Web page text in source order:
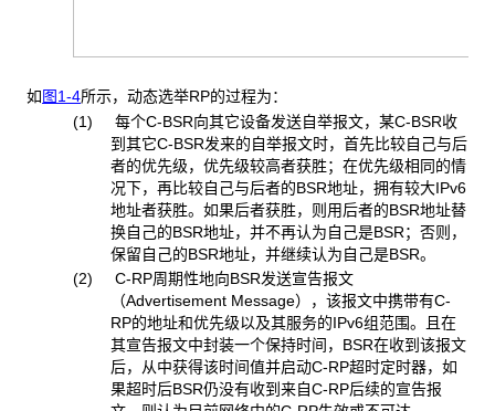
如图1-4所示，动态选举RP的过程为：
(1) 每个C-BSR向其它设备发送自举报文，某C-BSR收
到其它C-BSR发来的自举报文时，首先比较自己与后
者的优先级，优先级较高者获胜；在优先级相同的情
况下，再比较自己与后者的BSR地址，拥有较大IPv6
地址者获胜。如果后者获胜，则用后者的BSR地址替
换自己的BSR地址，并不再认为自己是BSR；否则，
保留自己的BSR地址，并继续认为自己是BSR。
(2) C-RP周期性地向BSR发送宣告报文
（Advertisement Message），该报文中携带有C-
RP的地址和优先级以及其服务的IPv6组范围。且在
其宣告报文中封装一个保持时间，BSR在收到该报文
后，从中获得该时间值并启动C-RP超时定时器，如
果超时后BSR仍没有收到来自C-RP后续的宣告报